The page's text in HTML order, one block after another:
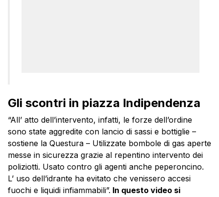
Gli scontri in piazza Indipendenza
“All’ atto dell’intervento, infatti, le forze dell’ordine
sono state aggredite con lancio di sassi e bottiglie –
sostiene la Questura – Utilizzate bombole di gas aperte
messe in sicurezza grazie al repentino intervento dei
poliziotti. Usato contro gli agenti anche peperoncino.
L’ uso dell’idrante ha evitato che venissero accesi
fuochi e liquidi infiammabili”. In questo video si